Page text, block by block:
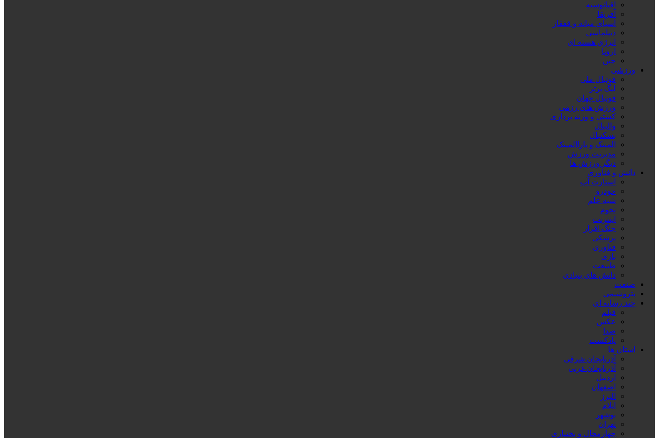
اقیانوسیه
آفریقا
آسیای میانه و قفقاز
دیپلماسی
انرژی هسته ای
اروپا
چین
ورزشی
فوتبال ملی
لیگ برتر
فوتبال جهان
ورزش های رزمی
کشتی و وزنه برداری
والیبال
بسکتبال
المپیک و پاراالمپیک
مدیریت ورزش
دیگر ورزش ها
دانش و فناوری
استارت آپ
خودرو
شبه علم
نجوم
اینترنت
جنگ افزار
پزشکی
فناوری
بازی
طبیعت
دانش های بنیادی
صنعت
پتروشیمی
چند رسانه ای
فیلم
عکس
صدا
پادکست
استان ها
آذربایجان شرقی
آذربایجان غربی
اردبیل
اصفهان
البرز
ایلام
بوشهر
تهران
چهارمحال و بختیاری